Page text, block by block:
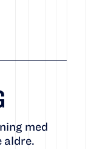
med
aldre.